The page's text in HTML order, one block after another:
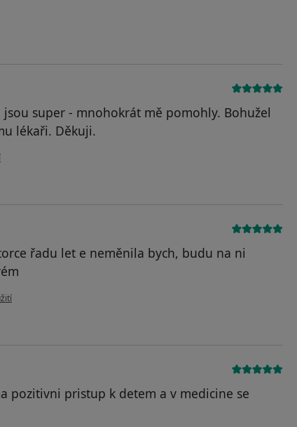
Pacient
super - mnohokrát mě pomohly. Bohužel
lékaři. Děkuji.
Pacient
řadu let e neměnila bych, budu na ni
Pacient
pozitivni pristup k detem a v medicine se